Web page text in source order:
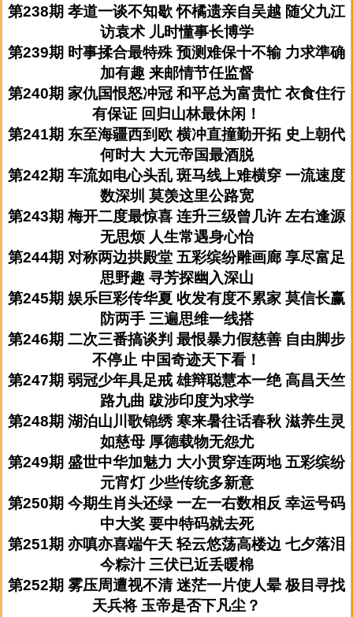
第238期 孝道一谈不知歇 怀橘遗亲自吴越 随父九江
访袁术 儿时懂事长博学
第239期 时事揉合最特殊 预测难保十不输 力求準确
加有趣 来邮情节任监督
第240期 家仇国恨怒冲冠 和平总为富贵忙 衣食住行
有保证 回归山林最休闲！
第241期 东至海疆西到欧 横冲直撞勤开拓 史上朝代
何时大 大元帝国最酒脱
第242期 车流如电心头乱 斑马线上难横穿 一流速度
数深圳 莫羡这里公路宽
第243期 梅开二度最惊喜 连升三级曾几许 左右逢源
无思烦 人生常遇身心怡
第244期 对称两边拱殿堂 五彩缤纷雕画廊 享尽富足
思野趣 寻芳探幽入深山
第245期 娱乐巨彩传华夏 收发有度不累家 莫信长赢
防两手 三遍思维一线搭
第246期 二次三番搞谈判 最恨暴力假慈善 自由脚步
不停止 中国奇迹天下看！
第247期 弱冠少年具足戒 雄辩聪慧本一绝 高昌天竺
路九曲 跋涉印度为求学
第248期 湖泊山川歌锦绣 寒来暑往话春秋 滋养生灵
如慈母 厚德载物无怨尤
第249期 盛世中华加魅力 大小贯穿连两地 五彩缤纷
元宵灯 少些传统多新意
第250期 今期生肖头还绿 一左一右数相反 幸运号码
中大奖 要中特码就去死
第251期 亦嗔亦喜端午天 轻云悠荡高楼边 七夕落泪
今粽汁 三伏已近丢暖棉
第252期 雾压周遭视不清 迷茫一片使人晕 极目寻找
天兵将 玉帝是否下凡尘？